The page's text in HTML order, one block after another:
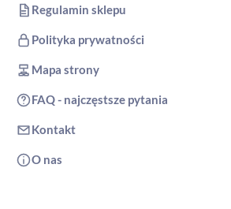
Regulamin sklepu
Polityka prywatności
Mapa strony
FAQ - najczęstsze pytania
Kontakt
O nas